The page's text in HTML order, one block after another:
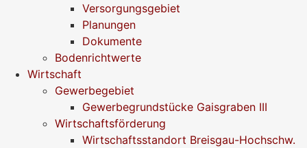
Versorgungsgebiet
Planungen
Dokumente
Bodenrichtwerte
Wirtschaft
Gewerbegebiet
Gewerbegrundstücke Gaisgraben III
Wirtschaftsförderung
Wirtschaftsstandort Breisgau-Hochschw.